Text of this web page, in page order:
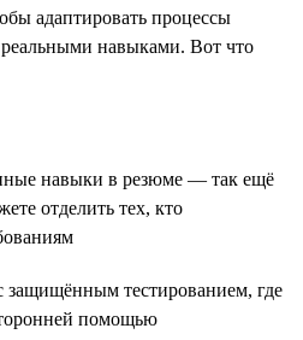
адаптировать процессы
реальными навыками. Вот что
навыки в резюме — так ещё
отделить тех, кто
защищённым тестированием, где
помощью